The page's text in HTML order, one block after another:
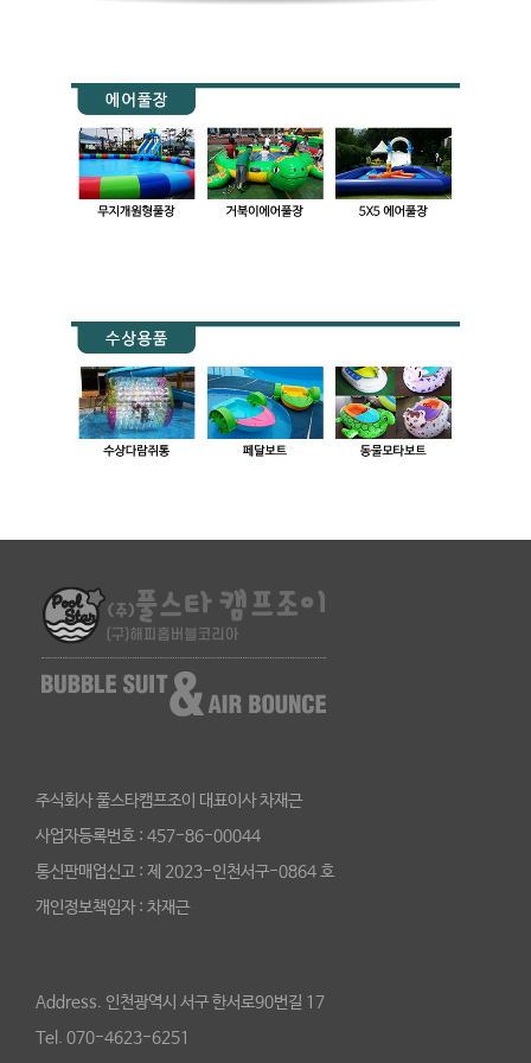
주식회사 풀스타캠프조이 대표이사 차재근
사업자등록번호 : 457-86-00044
통신판매업신고 : 제 2023-인천서구-0864 호
개인정보책임자 : 차재근
Address. 인천광역시 서구 한서로90번길 17
Tel. 070-4623-6251